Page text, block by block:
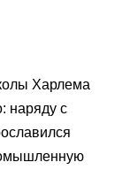
Харлема
наряду с